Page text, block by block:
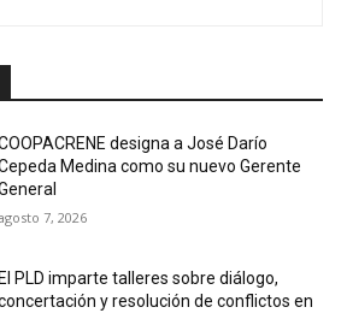
designa a José Darío
Medina como su nuevo Gerente
7, 2026
El PLD imparte talleres sobre diálogo,
y resolución de conflictos en